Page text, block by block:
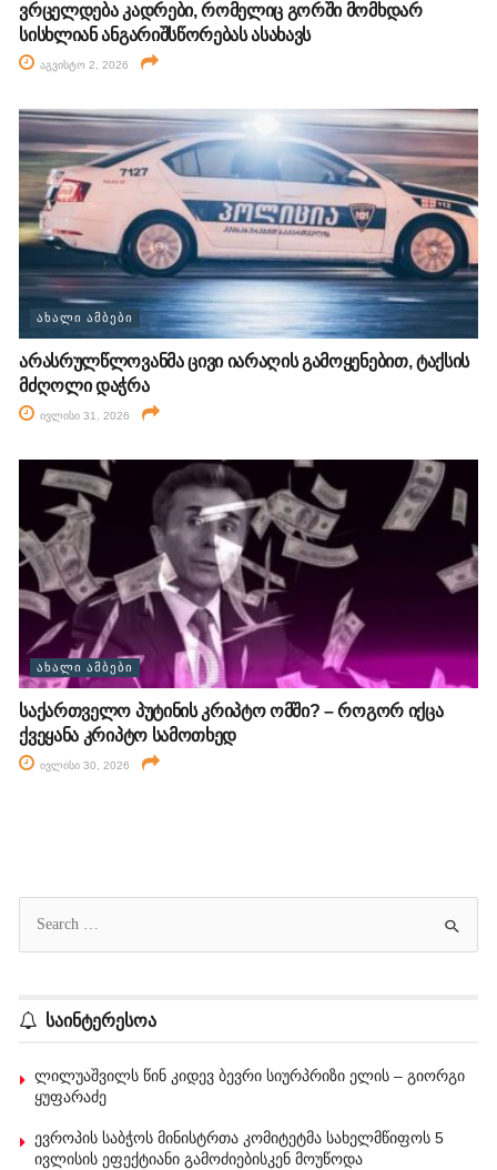
ვრცელდება კადრები, რომელიც გორში მომხდარ
სისხლიან ანგარიშსწორებას ასახავს
აგვისტო 2, 2026
ᲐᲮᲐᲚᲘ ᲐᲛᲑᲔᲑᲘ
არასრულწლოვანმა ცივი იარაღის გამოყენებით, ტაქსის
მძღოლი დაჭრა
ივლისი 31, 2026
ᲐᲮᲐᲚᲘ ᲐᲛᲑᲔᲑᲘ
საქართველო პუტინის კრიპტო ომში? – როგორ იქცა
ქვეყანა კრიპტო სამოთხედ
ივლისი 30, 2026
საინტერესოა
ლილუაშვილს წინ კიდევ ბევრი სიურპრიზი ელის – გიორგი
ყუფარაძე
ევროპის საბჭოს მინისტრთა კომიტეტმა სახელმწიფოს 5
ივლისის ეფექტიანი გამოძიებისკენ მოუწოდა